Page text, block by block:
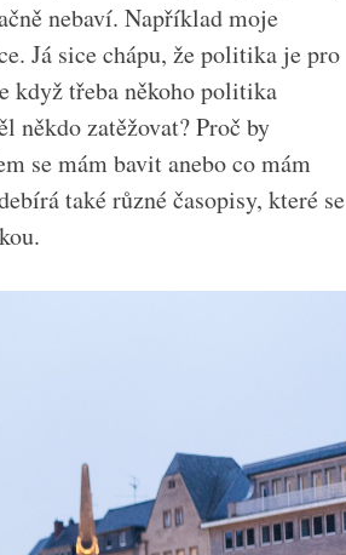
nebaví. Například moje
Já sice chápu, že politika je pro
když třeba někoho politika
někdo zatěžovat? Proč by
se mám bavit anebo co mám
také různé časopisy, které se